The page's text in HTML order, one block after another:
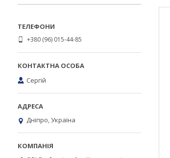
+380 (96) 015-44-85
Сергій
Дніпро, Україна